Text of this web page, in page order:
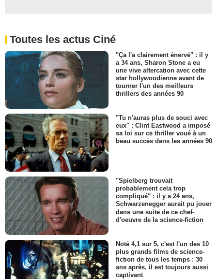
Toutes les actus Ciné
"Ça l'a clairement énervé" : il y
a 34 ans, Sharon Stone a eu
une vive altercation avec cette
star hollywoodienne avant de
tourner l'un des meilleurs
thrillers des années 90
"Tu n'auras plus de souci avec
eux" : Clint Eastwood a imposé
sa loi sur ce thriller voué à un
beau succès dans les années 90
"Spielberg trouvait
probablement cela trop
compliqué" : il y a 24 ans,
Schwarzenegger aurait pu jouer
dans une suite de ce chef-
d'oeuvre de la science-fiction
Noté 4,1 sur 5, c'est l'un des 10
plus grands films de science-
fiction de tous les temps : 30
ans après, il est toujours aussi
captivant